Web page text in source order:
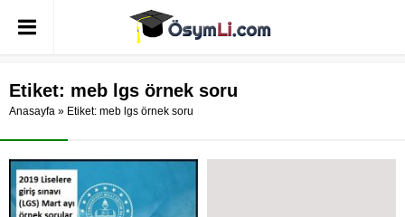
Etiket: meb lgs örnek soru
Anasayfa » Etiket: meb lgs örnek soru